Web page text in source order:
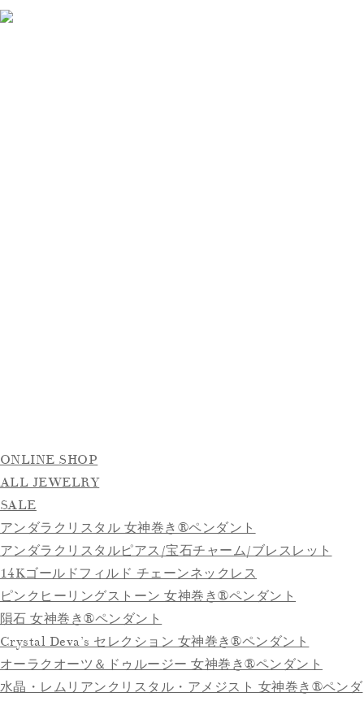
ONLINE SHOP
ALL JEWELRY
SALE
アンダラクリスタル 女神巻き®ペンダント
アンダラクリスタルピアス/宝石チャーム/ブレスレット
14Kゴールドフィルド チェーンネックレス
ピンクヒーリングストーン 女神巻き®ペンダント
隕石 女神巻き®ペンダント
Crystal Deva’s セレクション 女神巻き®ペンダント
オーラクオーツ＆ドゥルージー 女神巻き®ペンダント
水晶・レムリアンクリスタル・アメジスト 女神巻き®ペンダ